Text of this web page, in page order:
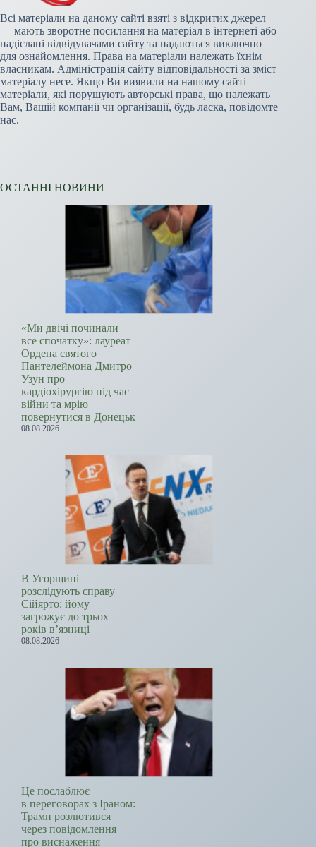
Всі матеріали на даному сайті взяті з відкритих джерел
— мають зворотне посилання на матеріал в інтернеті або
надіслані відвідувачами сайту та надаються виключно
для ознайомлення. Права на матеріали належать їхнім
власникам. Адміністрація сайту відповідальності за зміст
матеріалу несе. Якщо Ви виявили на нашому сайті
матеріали, які порушують авторські права, що належать
Вам, Вашій компанії чи організації, будь ласка, повідомте
нас.
ОСТАННІ НОВИНИ
«Ми двічі починали
все спочатку»: лауреат
Ордена святого
Пантелеймона Дмитро
Узун про
кардіохірургію під час
війни та мрію
повернутися в Донецьк
08.08.2026
В Угорщині
розслідують справу
Сійярто: йому
загрожує до трьох
років в’язниці
08.08.2026
Це послаблює
в переговорах з Іраном:
Трамп розлютився
через повідомлення
про виснаження